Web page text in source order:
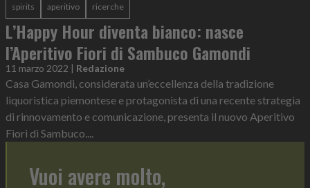
spirits aperitivo ricerche
L’Happy Hour diventa bianco: nasce
l’Aperitivo Fiori di Sambuco Gamondi
11 marzo 2022 | Redazione
Casa Gamondi, considerata un’eccellenza della tradizione
liquoristica piemontese e protagonista di una recente strategia
di rinnovamento e comunicazione, presenta il nuovo Aperitivo
Fiori di Sambuco....
Vuoi avere molto,